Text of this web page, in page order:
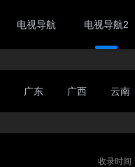
电视导航 电视导航2
广东 广西 云南
收录时间